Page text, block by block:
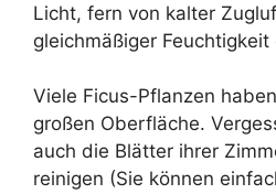
Licht, fern von kalter
gleichmäßiger
Viele Ficus-Pflanzen
großen Oberfläche.
auch die Blätter ihrer
reinigen (Sie können